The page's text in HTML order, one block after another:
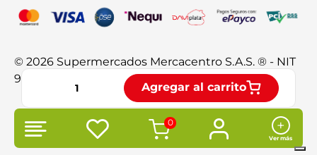
0
Agregar al carrito
© 2026 Supermercados Mercacentro S.A.S. ® - NIT
901.370.428-3. Todos los derechos reservados.